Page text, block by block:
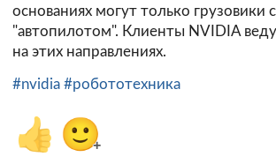
основаниях могут только грузовики с
"автопилотом". Клиенты NVIDIA
на этих направлениях.
#nvidia #робототехника
👍 🙂+